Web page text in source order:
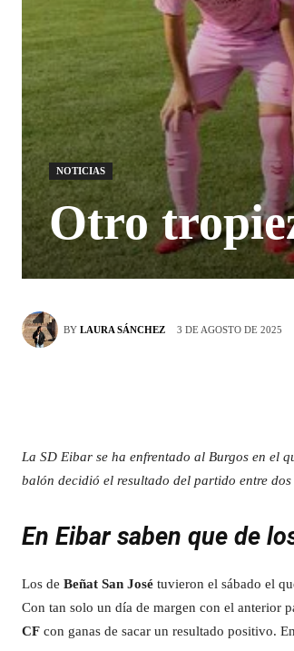
NOTICIAS
Otro
BY LAURA SÁNCHEZ 3 DE AGOSTO DE 2025
La SD Eibar se ha enfrentado al Burgos en el
balón decidió el resultado del partido entre
En Eibar saben que de
Los de Beñat San José tuvieron el sábado el
Con tan solo un día de margen con el anterior
CF con ganas de sacar un resultado positivo.